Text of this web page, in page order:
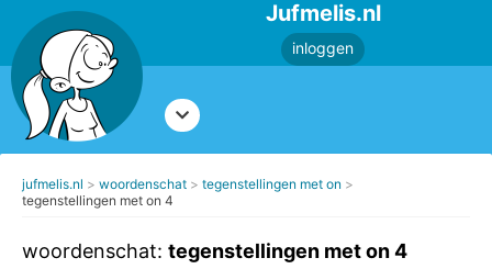
Jufmelis.nl
inloggen
jufmelis.nl woordenschat
tegenstellingen met on
tegenstellingen met on 4
woordenschat: tegenstellingen met on 4